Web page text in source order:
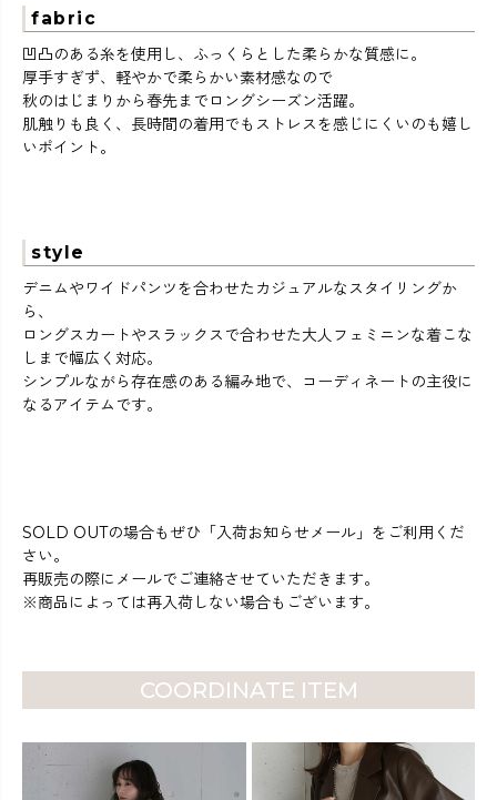
fabric
凹凸のある糸を使用し、ふっくらとした柔らかな質感に。
厚手すぎず、軽やかで柔らかい素材感なので
秋のはじまりから春先までロングシーズン活躍。
肌触りも良く、長時間の着用でもストレスを感じにくいのも嬉し
いポイント。
style
デニムやワイドパンツを合わせたカジュアルなスタイリングか
ら、
ロングスカートやスラックスで合わせた大人フェミニンな着こな
しまで幅広く対応。
シンプルながら存在感のある編み地で、コーディネートの主役に
なるアイテムです。
SOLD OUTの場合もぜひ「入荷お知らせメール」をご利用くだ
さい。
再販売の際にメールでご連絡させていただきます。
※商品によっては再入荷しない場合もございます。
COORDINATE ITEM